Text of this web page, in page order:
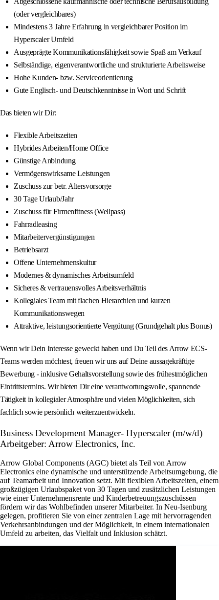
(oder vergleichbares)
Mindestens 3 Jahre Erfahrung in vergleichbarer Position im
Hyperscaler Umfeld
Ausgeprägte Kommunikationsfähigkeit sowie Spaß am Verkauf
Selbständige, eigenverantwortliche und strukturierte Arbeitsweise
Hohe Kunden- bzw. Serviceorientierung
Gute Englisch- und Deutschkenntnisse in Wort und Schrift
Das bieten wir Dir:
Flexible Arbeitszeiten
Hybrides Arbeiten/Home Office
Günstige Anbindung
Vermögenswirksame Leistungen
Zuschuss zur betr. Altersvorsorge
30 Tage Urlaub/Jahr
Zuschuss für Firmenfitness (Wellpass)
Fahrradleasing
Mitarbeitervergünstigungen
Betriebsarzt
Offene Unternehmenskultur
Modernes & dynamisches Arbeitsumfeld
Sicheres & vertrauensvolles Arbeitsverhältnis
Kollegiales Team mit flachen Hierarchien und kurzen
Kommunikationswegen
Attraktive, leistungsorientierte Vergütung (Grundgehalt plus Bonus)
Wenn wir Dein Interesse geweckt haben und Du Teil des Arrow ECS-
Teams werden möchtest, freuen wir uns auf Deine aussagekräftige
Bewerbung - inklusive Gehaltsvorstellung sowie des frühestmöglichen
Eintrittstermins. Wir bieten Dir eine verantwortungsvolle, spannende
Tätigkeit in kollegialer Atmosphäre und vielen Möglichkeiten, sich
fachlich sowie persönlich weiterzuentwickeln.
Business Development Manager- Hyperscaler (m/w/d)
Arbeitgeber: Arrow Electronics, Inc.
Arrow Global Components (AGC) bietet als Teil von Arrow
Electronics eine dynamische und unterstützende Arbeitsumgebung, die
auf Teamarbeit und Innovation setzt. Mit flexiblen Arbeitszeiten, einem
großzügigen Urlaubspaket von 30 Tagen und zusätzlichen Leistungen
wie einer Unternehmensrente und Kinderbetreuungszuschüssen
fördern wir das Wohlbefinden unserer Mitarbeiter. In Neu-Isenburg
gelegen, profitieren Sie von einer zentralen Lage mit hervorragenden
Verkehrsanbindungen und der Möglichkeit, in einem internationalen
Umfeld zu arbeiten, das Vielfalt und Inklusion schätzt.